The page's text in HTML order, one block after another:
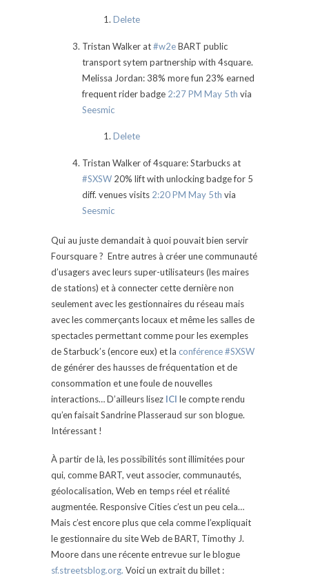
Delete
Tristan Walker at#w2eBART public
transport sytem partnership with 4square.
Melissa Jordan: 38% more fun 23% earned
frequent rider badge 2:27 PM May 5th via
Seesmic
Delete
Tristan Walker of 4square: Starbucks at
#SXSW 20% lift with unlocking badge for 5
diff. venues visits 2:20 PM May 5th via
Seesmic
Qui au juste demandait à quoi pouvait bien servir
Foursquare ? Entre autres à créer une communauté
d’usagers avec leurs super-utilisateurs (les maires
de stations) et à connecter cette dernière non
seulement avec les gestionnaires du réseau mais
avec les commerçants locaux et même les salles de
spectacles permettant comme pour les exemples
de Starbuck’s (encore eux) et la conférence #SXSW
de générer des hausses de fréquentation et de
consommation et une foule de nouvelles
interactions… D’ailleurs lisez ICI le compte rendu
qu’en faisait Sandrine Plasseraud sur son blogue.
Intéressant !
À partir de là, les possibilités sont illimitées pour
qui, comme BART, veut associer, communautés,
géolocalisation, Web en temps réel et réalité
augmentée. Responsive Cities c’est un peu cela…
Mais c’est encore plus que cela comme l’expliquait
le gestionnaire du site Web de BART, Timothy J.
Moore dans une récente entrevue sur le blogue
sf.streetsblog.org. Voici un extrait du billet :